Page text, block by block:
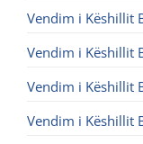
Vendim i Këshillit
Vendim i Këshillit
Vendim i Këshillit
Vendim i Këshillit